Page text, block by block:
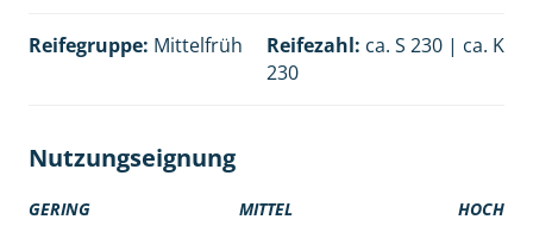
Reifegruppe: Mittelfrüh Reifezahl: ca. S 230 | ca. K
230
Nutzungseignung
GERING MITTEL HOCH